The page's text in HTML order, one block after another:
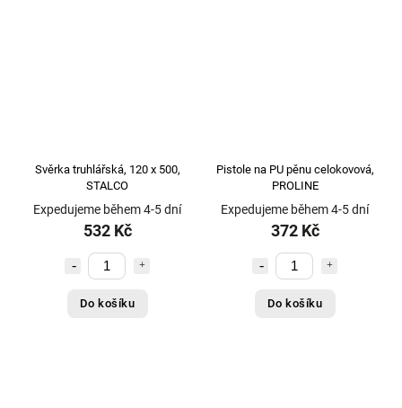
Svěrka truhlářská, 120 x 500,
STALCO
Expedujeme během 4-5 dní
532 Kč
Do košíku
Pistole na PU pěnu celokovová,
PROLINE
Expedujeme během 4-5 dní
372 Kč
Do košíku